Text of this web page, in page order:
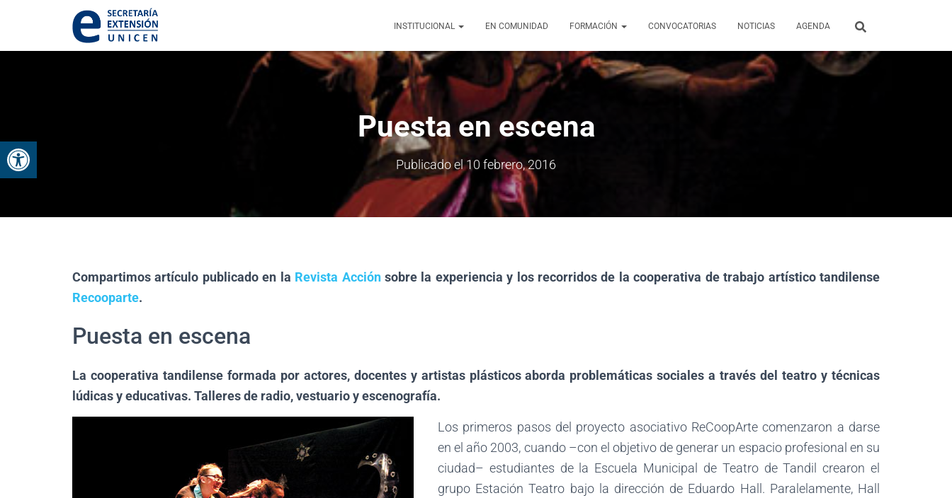
Abrir barra de herramientas
INSTITUCIONAL EN COMUNIDAD FORMACIÓN CONVOCATORIAS NOTICIAS AGENDA
Puesta en escena
Publicado el10 febrero, 2016
Compartimos artículo publicado en la Revista Acciónsobre la experiencia y los recorridos de la cooperativa de trabajo artístico tandilense
Recooparte.
Puesta en escena
La cooperativa tandilense formada por actores, docentes y artistas plásticos aborda problemáticas sociales a través del teatro y técnicas
lúdicas y educativas. Talleres de radio, vestuario y escenografía.
Los primeros pasos del proyecto asociativo ReCoopArte comenzaron a darse
en el año 2003, cuando –con el objetivo de generar un espacio profesional en su
ciudad– estudiantes de la Escuela Municipal de Teatro de Tandil crearon el
grupo Estación Teatro bajo la dirección de Eduardo Hall. Paralelamente, Hall